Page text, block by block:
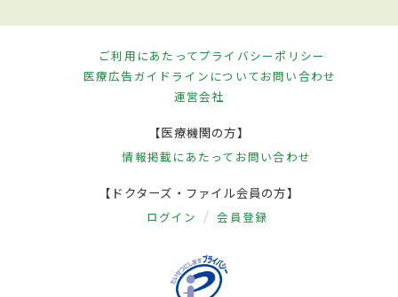
ご利用にあたってプライバシーポリシー
医療広告ガイドラインについてお問い合わせ
運営会社
【医療機関の方】
情報掲載にあたって お問い合わせ
【ドクターズ・ファイル会員の方】
ログイン 会員登録